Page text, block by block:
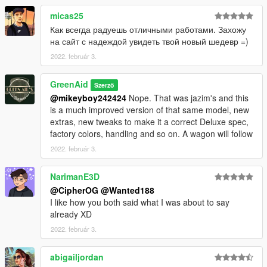
micas25
Как всегда радуешь отличными работами. Захожу
на сайт с надеждой увидеть твой новый шедевр =)
2022. február 3.
GreenAid Szerző
@mikeyboy242424 Nope. That was jazim's and this
is a much improved version of that same model, new
extras, new tweaks to make it a correct Deluxe spec,
factory colors, handling and so on. A wagon will follow
2022. február 3.
NarimanE3D
@CipherOG @Wanted188
I like how you both said what I was about to say
already XD
2022. február 3.
abigailjordan